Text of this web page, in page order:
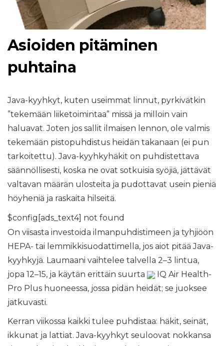
Asioiden pitäminen
puhtaina
Java-kyyhkyt, kuten useimmat linnut, pyrkivätkin
”tekemään liiketoimintaa” missä ja milloin vain
haluavat. Joten jos sallit ilmaisen lennon, ole valmis
tekemään pistopuhdistus heidän takanaan (ei pun
tarkoitettu). Java-kyyhkyhäkit on puhdistettava
säännöllisesti, koska ne ovat sotkuisia syöjiä, jättävät
valtavan määrän ulosteita ja pudottavat usein pieniä
höyheniä ja raskaita hilseitä.
$config[ads_text4] not found
On viisasta investoida ilmanpuhdistimeen ja tyhjiöön
HEPA- tai lemmikkisuodattimella, jos aiot pitää Java-
kyyhkyjä. Laumaani vaihtelee talvella 2–3 lintua,
jopa 12–15, ja käytän erittäin suurta
IQ Air Health-
Pro Plus huoneessa, jossa pidän heidät; se juoksee
jatkuvasti.
Kerran viikossa kaikki tulee puhdistaa: häkit, seinät,
ikkunat ja lattiat. Java-kyyhkyt seuloovat nokkansa